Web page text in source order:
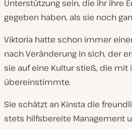
Unterstützung sein, die ihr ihre
gegeben haben, als sie noch
Viktoria hatte schon immer
nach Veränderung in sich, der
sie auf eine Kultur stieß, die mit
übereinstimmte.
Sie schätzt an Kinsta die
stets hilfsbereite Management